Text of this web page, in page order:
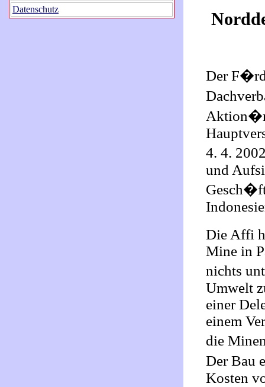
Datenschutz
Der
4. 4.
und
Die Affi
Mine in
nichts
Umwelt
einer
einem
die
Der Bau
Kosten